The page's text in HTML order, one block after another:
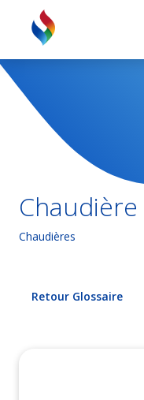
Chaudière
Chaudières
Retour Glossaire